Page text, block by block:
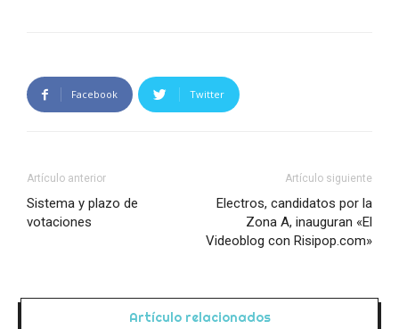
Facebook Twitter
Artículo anterior
Sistema y plazo de
votaciones
Artículo siguiente
Electros, candidatos por la
Zona A, inauguran «El
Videoblog con Risipop.com»
Artículo relacionados